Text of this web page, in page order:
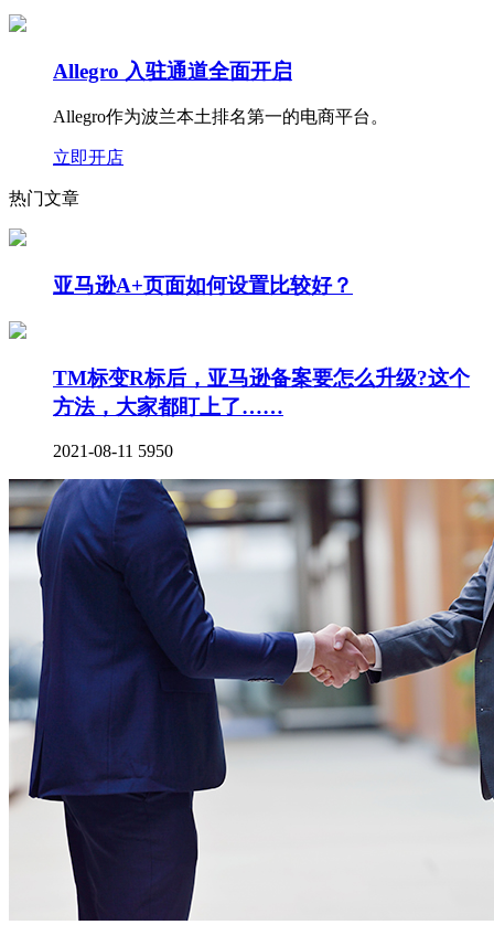
Allegro 入驻通道全面开启
Allegro作为波兰本土排名第一的电商平台。
立即开店
热门文章
亚马逊A+页面如何设置比较好？
TM标变R标后，亚马逊备案要怎么升级?这个
方法，大家都盯上了……
2021-08-11 5950